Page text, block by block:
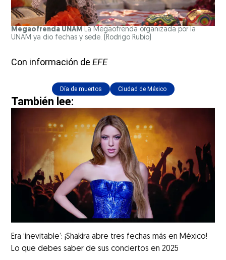
Megaofrenda UNAM La Megaofrenda organizada por la
UNAM ya dio fechas y sede. (Rodrigo Rubio)
Con información deEFE
Día de muertos Ciudad de México
También lee:
Era ‘inevitable’: ¡Shakira abre tres fechas más en México!
Lo que debes saber de sus conciertos en 2025